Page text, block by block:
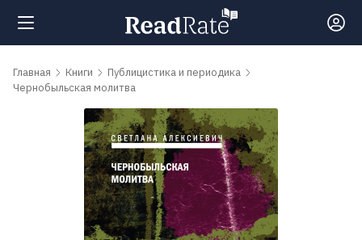
Поиск
Рейтинги
Главная Книги
Публицистика и периодика
Чернобыльская молитва